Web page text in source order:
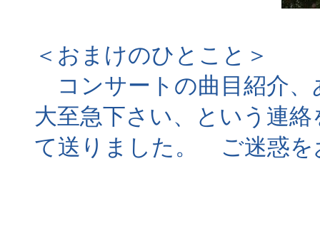
＜おまけのひとこと＞
コンサートの曲目紹介、
大至急下さい、という連
て送りました。 ご迷惑を